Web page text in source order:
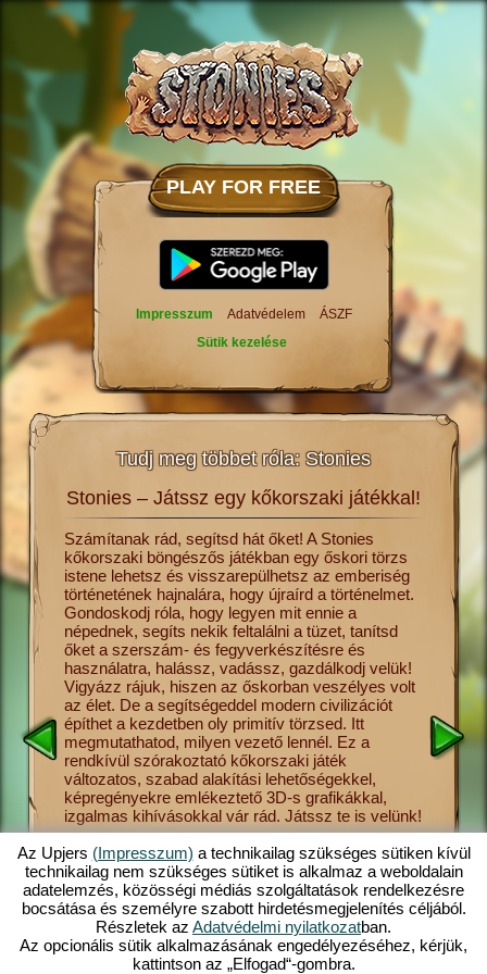
PLAY FOR FREE
Impresszum Adatvédelem
ÁSZF
Sütik kezelése
Tudj meg többet róla: Stonies
a
csak
más
el a
Tudj
Stonies – Játssz egy kőkorszaki játékkal!
Számítanak rád, segítsd hát őket! A Stonies
kőkorszaki böngészős játékban egy őskori törzs
istene lehetsz és visszarepülhetsz az emberiség
történetének hajnalára, hogy újraírd a történelmet.
Gondoskodj róla, hogy legyen mit ennie a
népednek, segíts nekik feltalálni a tüzet, tanítsd
őket a szerszám- és fegyverkészítésre és
használatra, halássz, vadássz, gazdálkodj velük!
Vigyázz rájuk, hiszen az őskorban veszélyes volt
az élet. De a segítségeddel modern civilizációt
építhet a kezdetben oly primitív törzsed. Itt
megmutathatod, milyen vezető lennél. Ez a
rendkívül szórakoztató kőkorszaki játék
változatos, szabad alakítási lehetőségekkel,
képregényekre emlékeztető 3D-s grafikákkal,
izgalmas kihívásokkal vár rád. Játssz te is velünk!
ha úgy
ebben
a
vallást,
Stonies
a
törzsed
Az Upjers (Impresszum) a technikailag szükséges sütiken kívül
technikailag nem szükséges sütiket is alkalmaz a weboldalain
adatelemzés, közösségi médiás szolgáltatások rendelkezésre
bocsátása és személyre szabott hirdetésmegjelenítés céljából.
Részletek az Adatvédelmi nyilatkozatban.
Az opcionális sütik alkalmazásának engedélyezéséhez, kérjük,
kattintson az „Elfogad“-gombra.